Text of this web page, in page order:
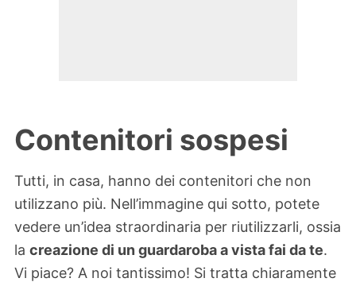
Contenitori sospesi
Tutti, in casa, hanno dei contenitori che non
utilizzano più. Nell’immagine qui sotto, potete
vedere un’idea straordinaria per riutilizzarli, ossia
la creazione di un guardaroba a vista fai da te.
Vi piace? A noi tantissimo! Si tratta chiaramente